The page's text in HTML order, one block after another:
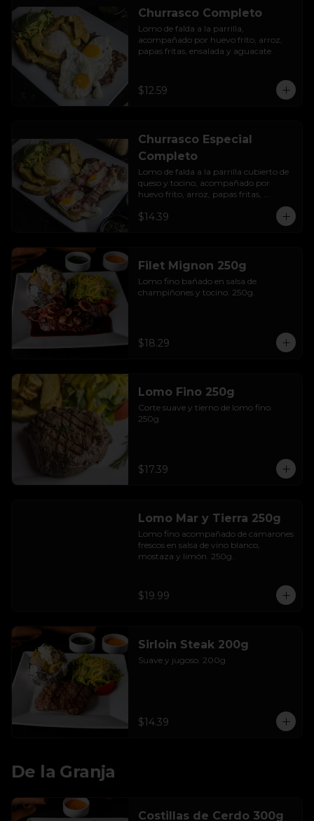
Churrasco Completo
Lomo de falda a la parrilla,
acompañado por huevo frito, arroz,
papas fritas, ensalada y aguacate.
$12.59
Churrasco Especial
Completo
Lomo de falda a la parrilla cubierto de
queso y tocino, acompañado por
huevo frito, arroz, papas fritas,
$14.39
Filet Mignon 250g
Lomo fino bañado en salsa de
champiñones y tocino. 250g.
$18.29
Lomo Fino 250g
Corte suave y tierno de lomo fino.
250g.
$17.39
Lomo Mar y Tierra 250g
Lomo fino acompañado de camarones
frescos en salsa de vino blanco,
mostaza y limón. 250g.
$19.99
Sirloin Steak 200g
Suave y jugoso. 200g
$14.39
De la Granja
Costillas de Cerdo 300g